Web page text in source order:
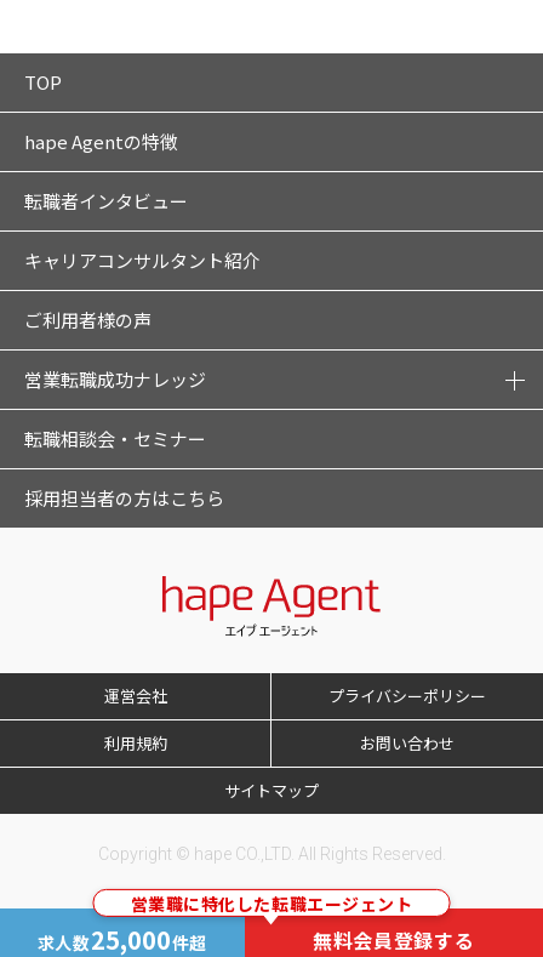
営業職に特化した転職エージェント
求人数25,000件超 無料会員登録する
TOP
hape Agentの特徴
転職者インタビュー
キャリアコンサルタント紹介
ご利用者様の声
営業転職成功ナレッジ
転職相談会・セミナー
採用担当者の方はこちら
運営会社 プライバシーポリシー
利用規約 お問い合わせ
サイトマップ
Copyright © hape CO.,LTD. All Rights Reserved.